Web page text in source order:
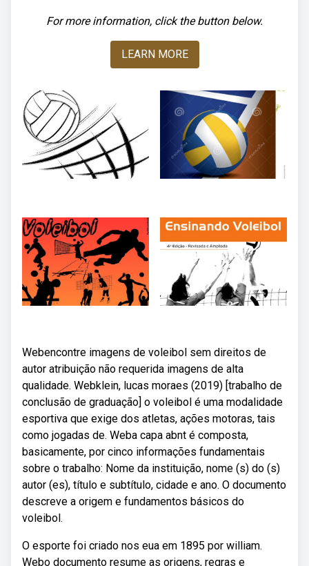
For more information, click the button below.
LEARN MORE
Webencontre imagens de voleibol sem direitos de
autor atribuição não requerida imagens de alta
qualidade. Webklein, lucas moraes (2019) [trabalho de
conclusão de graduação] o voleibol é uma modalidade
esportiva que exige dos atletas, ações motoras, tais
como jogadas de. Weba capa abnt é composta,
basicamente, por cinco informações fundamentais
sobre o trabalho: Nome da instituição, nome (s) do (s)
autor (es), título e subtítulo, cidade e ano. O documento
descreve a origem e fundamentos básicos do
voleibol.
O esporte foi criado nos eua em 1895 por william.
Webo documento resume as origens, regras e